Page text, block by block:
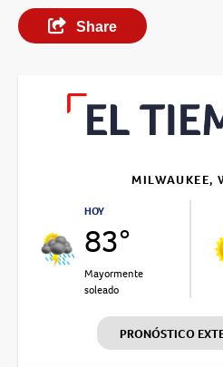
Share
MILWAUKEE,
HOY
83°
Mayormente
soleado
PRONÓSTICO